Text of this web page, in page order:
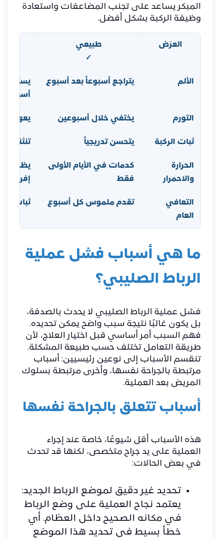
المبكر يساعد على تجنب المضاعفات واستعادة
وظيفة الركبة بشكل أفضل.
العرَض
طبيعي
✓
الألم يتراجع أسبوعاً بعد أسبوع
يستمر
التورم يختفي خلال أسبوعين يعود أو
ثبات الركبة يتحسن تدريجياً تنثني
الحرارة
والاحمرار
كدمات في الأيام الأولى
فقط
يظهر
إفرازات
التعافي
العام
تقدم ملموس كل أسبوع ثبات أو
ما هي أسباب فشل عملية
الرباط الصليبي؟
فشل عملية الرباط الصليبي لا يحدث بالصدفة،
بل يكون غالبًا نتيجة سبب واضح يمكن تحديده.
فهم السبب أمر أساسي قبل اختيار العلاج، لأن
طريقة التعامل تختلف حسب طبيعة المشكلة.
تنقسم الأسباب إلى نوعين رئيسيين: أسباب
مرتبطة بالجراحة نفسها، وأخرى مرتبطة بسلوك
المريض بعد العملية.
أسباب تتعلق بالجراحة نفسها
هذه الأسباب أقل شيوعًا، خاصة عند إجراء
العملية على يد جراح متخصص، لكنها قد تحدث
في بعض الحالات:
تحديد غير دقيق لموضع الرباط الجديد:
يعتمد نجاح العملية على وضع الرباط
في مكانه الصحيح داخل العظام. أي
خطأ بسيط في تحديد هذا الموضع